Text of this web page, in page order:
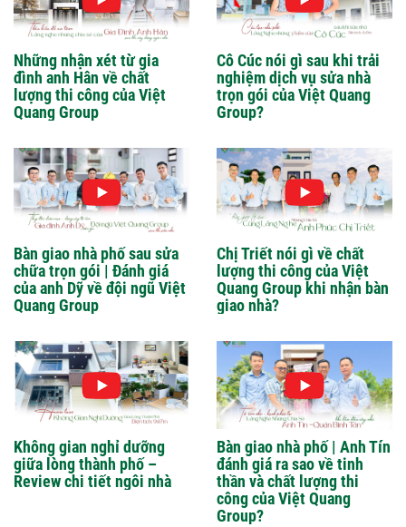
Những nhận xét từ gia
đình anh Hân về chất
lượng thi công của Việt
Quang Group
Cô Cúc nói gì sau khi trải
nghiệm dịch vụ sửa nhà
trọn gói của Việt Quang
Group?
Bàn giao nhà phố sau sửa
chữa trọn gói | Đánh giá
của anh Dỹ về đội ngũ Việt
Quang Group
Chị Triết nói gì về chất
lượng thi công của Việt
Quang Group khi nhận bàn
giao nhà?
Không gian nghỉ dưỡng
giữa lòng thành phố –
Review chi tiết ngôi nhà
Bàn giao nhà phố | Anh Tín
đánh giá ra sao về tinh
thần và chất lượng thi
công của Việt Quang
Group?